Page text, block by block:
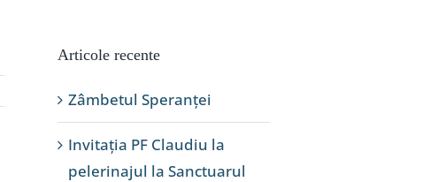
Articole recente
Zâmbetul Speranței
Invitația PF Claudiu la
pelerinajul la Sanctuarul